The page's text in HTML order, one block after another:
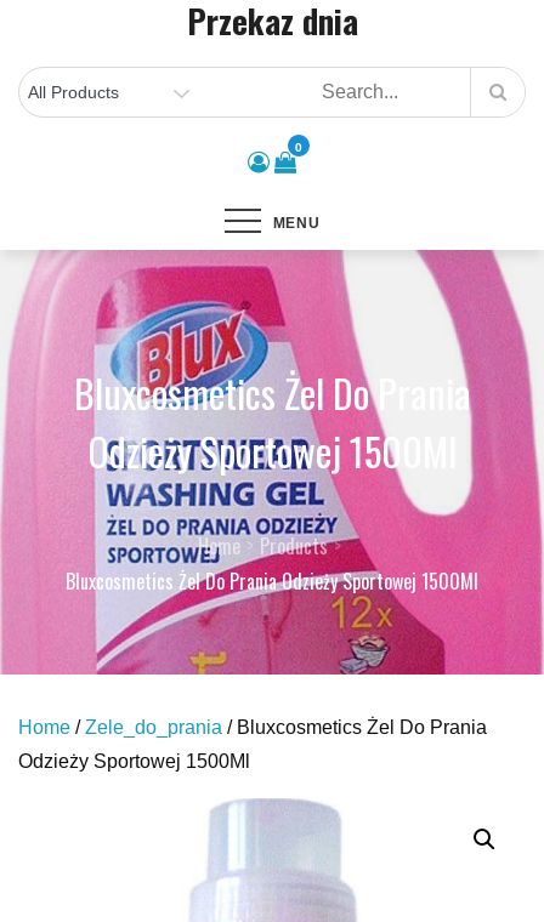
content
Przekaz dnia
0
MENU
Bluxcosmetics Żel Do Prania
Odzieży Sportowej 1500Ml
Home
Products
Bluxcosmetics Żel Do Prania Odzieży Sportowej 1500Ml
Home /Zele_do_prania / Bluxcosmetics Żel Do Prania
Odzieży Sportowej 1500Ml